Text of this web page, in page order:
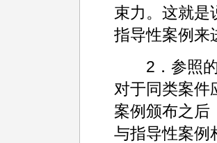
束力。这就是
指导性案例来
2．参照的
对于同类案件
案例颁布之后
与指导性案例